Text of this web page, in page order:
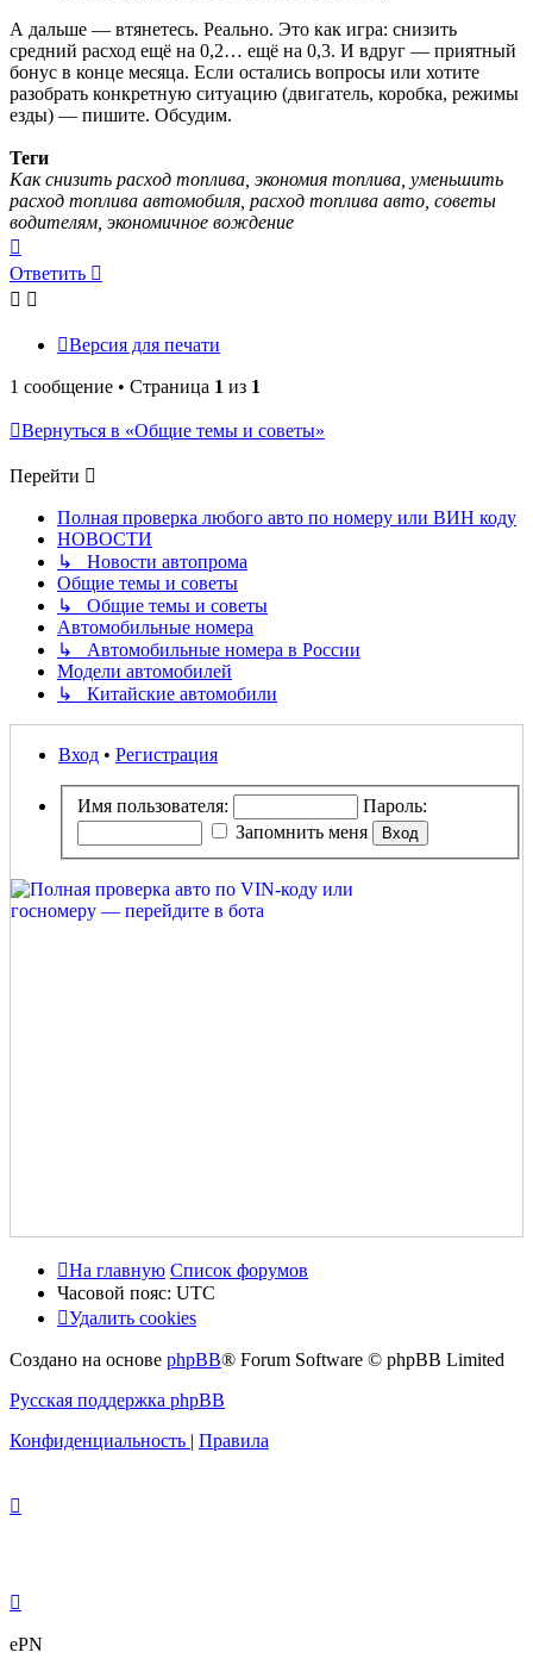
А дальше — втянетесь. Реально. Это как игра: снизить
средний расход ещё на 0,2… ещё на 0,3. И вдруг — приятный
бонус в конце месяца. Если остались вопросы или хотите
разобрать конкретную ситуацию (двигатель, коробка, режимы
езды) — пишите. Обсудим.
Теги
Как снизить расход топлива, экономия топлива, уменьшить
расход топлива автомобиля, расход топлива авто, советы
водителям, экономичное вождение
к
началу
Ответить
Версия для печати
1 сообщение • Страница 1 из 1
Вернуться в «Общие темы и советы»
Перейти
Полная проверка любого авто по номеру или ВИН коду
НОВОСТИ
↳ Новости автопрома
Общие темы и советы
↳ Общие темы и советы
Автомобильные номера
↳ Автомобильные номера в России
Модели автомобилей
↳ Китайские автомобили
Вход • Регистрация
Имя пользователя:
Пароль:
Запомнить меня
На главную Список форумов
Часовой пояс: UTC
Удалить cookies
Создано на основе phpBB® Forum Software © phpBB Limited
Русская поддержка phpBB
Конфиденциальность | Правила
ePN